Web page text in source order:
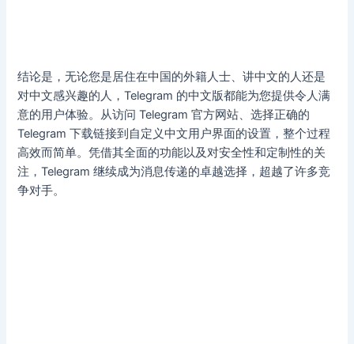
结论是，无论您是居住在中国的外籍人士、讲中文的人还是
对中文感兴趣的人，Telegram 的中文版都能为您提供令人满
意的用户体验。从访问 Telegram 官方网站、选择正确的
Telegram 下载链接到自定义中文用户界面的设置，整个过程
高效而简单。凭借其全面的功能以及对安全性和定制性的关
注，Telegram 继续成为消息传递的卓越选择，超越了许多竞
争对手。